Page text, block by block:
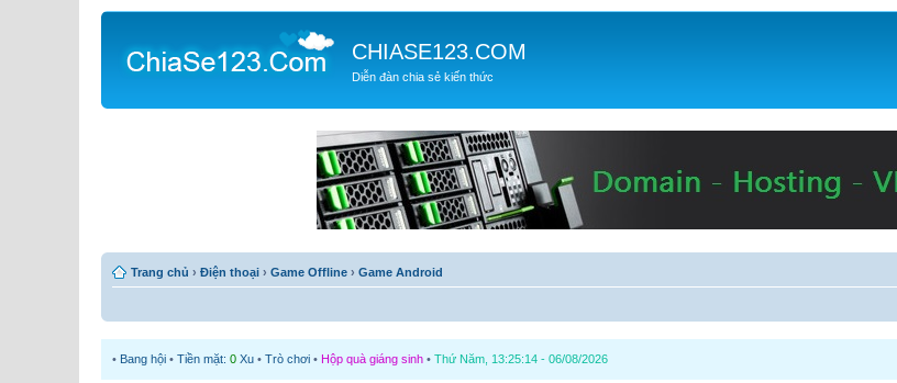
CHIASE123.COM
Diễn đàn chia sẻ kiến thức
Trang chủ › Điện thoại › Game Offline › Game Android
• Bang hội • Tiền mặt: 0 Xu • Trò chơi • Hộp quà giáng sinh • Thứ Năm, 13:25:14 - 06/08/2026